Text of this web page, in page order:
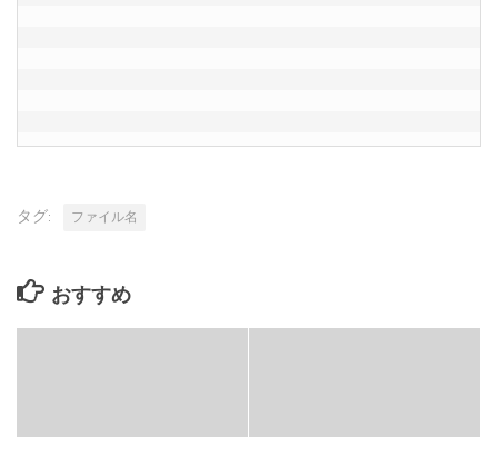
タグ: ファイル名
おすすめ